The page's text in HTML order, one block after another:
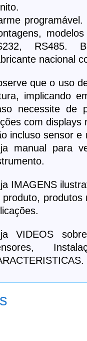
RS485.
nacional
que o uso
implicando
necessite de
com displays
incluso sensor
manual para
IMAGENS
produto, produtos
VIDEOS